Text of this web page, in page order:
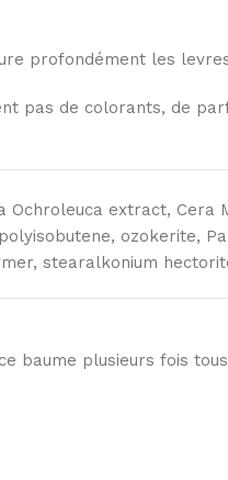
profondément les
pas de colorants, de
extract,
ozokerite,
stearalkonium
baume plusieurs fois